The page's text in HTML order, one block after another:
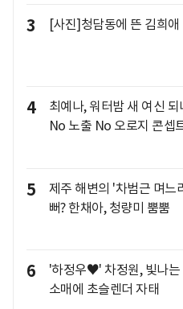
3 [사진]청담동에 뜬 김희애
4
최예나, 워터밤 새 여신 되
No 노출 No 오로지 콘셉
5
제주 해변의 '차범근 며느
뻐? 한채아, 청량미 뿜뿜
6
'하정우♥' 차정원, 빛나
소매에 초슬렌더 자태